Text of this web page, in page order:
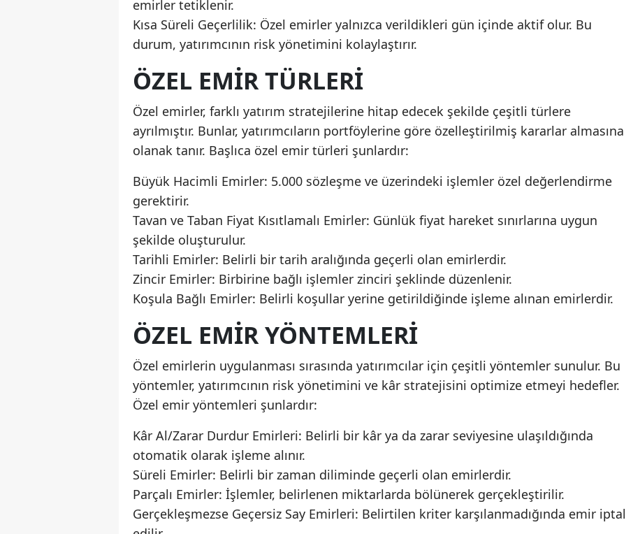
emirler tetiklenir.
Kısa Süreli Geçerlilik: Özel emirler yalnızca verildikleri gün içinde aktif olur. Bu
durum, yatırımcının risk yönetimini kolaylaştırır.
ÖZEL EMIR TÜRLERI
Özel emirler, farklı yatırım stratejilerine hitap edecek şekilde çeşitli türlere
ayrılmıştır. Bunlar, yatırımcıların portföylerine göre özelleştirilmiş kararlar almasına
olanak tanır. Başlıca özel emir türleri şunlardır:
Büyük Hacimli Emirler: 5.000 sözleşme ve üzerindeki işlemler özel değerlendirme
gerektirir.
Tavan ve Taban Fiyat Kısıtlamalı Emirler: Günlük fiyat hareket sınırlarına uygun
şekilde oluşturulur.
Tarihli Emirler: Belirli bir tarih aralığında geçerli olan emirlerdir.
Zincir Emirler: Birbirine bağlı işlemler zinciri şeklinde düzenlenir.
Koşula Bağlı Emirler: Belirli koşullar yerine getirildiğinde işleme alınan emirlerdir.
ÖZEL EMIR YÖNTEMLERI
Özel emirlerin uygulanması sırasında yatırımcılar için çeşitli yöntemler sunulur. Bu
yöntemler, yatırımcının risk yönetimini ve kâr stratejisini optimize etmeyi hedefler.
Özel emir yöntemleri şunlardır:
Kâr Al/Zarar Durdur Emirleri: Belirli bir kâr ya da zarar seviyesine ulaşıldığında
otomatik olarak işleme alınır.
Süreli Emirler: Belirli bir zaman diliminde geçerli olan emirlerdir.
Parçalı Emirler: İşlemler, belirlenen miktarlarda bölünerek gerçekleştirilir.
Gerçekleşmezse Geçersiz Say Emirleri: Belirtilen kriter karşılanmadığında emir iptal